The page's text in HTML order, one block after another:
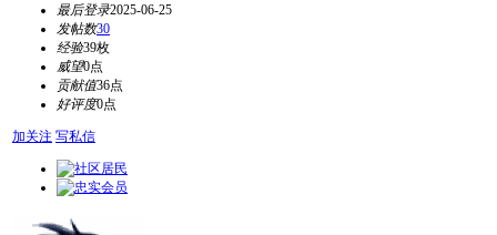
最后登录2025-06-25
发帖数30
经验39枚
威望0点
贡献值36点
好评度0点
加关注 写私信